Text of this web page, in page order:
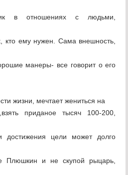
в отношениях с людьми,
кто ему нужен. Сама внешность,
манеры- все говорит о его
жизни, мечтает жениться на
приданое тысяч 100-200,
цели может долго
Плюшкин и не скупой рыцарь,